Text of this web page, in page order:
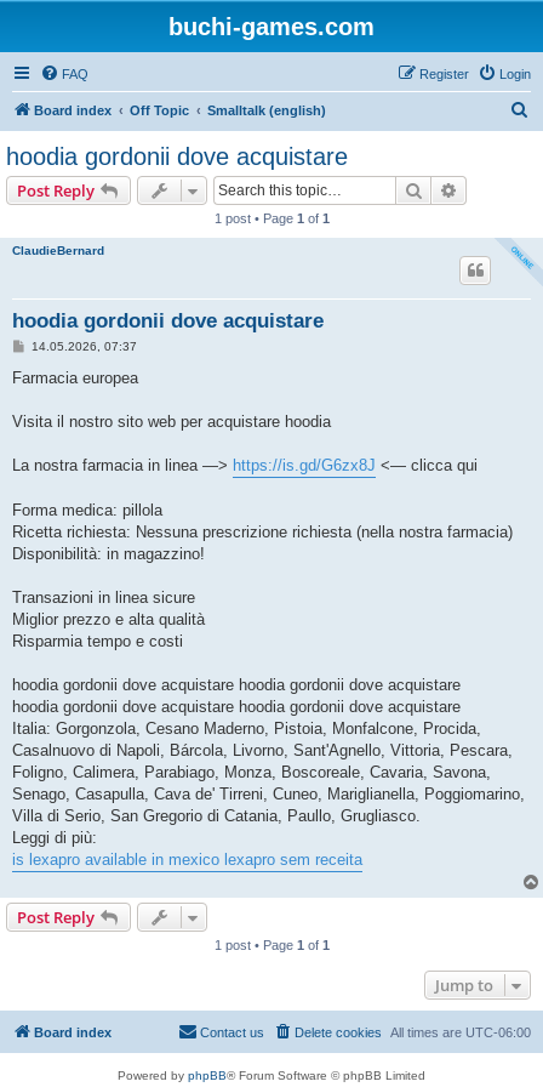
buchi-games.com
FAQ Login
Register
Board index Off Topic Smalltalk (english)
hoodia gordonii dove acquistare
Post Reply Search
1 post • Page 1 of 1
ClaudieBernard
hoodia gordonii dove acquistare
P
s
14.05.2026, 07:37
Farmacia europea
Visita il nostro sito web per acquistare hoodia
La nostra farmacia in linea —> https://is.gd/G6zx8J <— clicca qui
Forma medica: pillola
Ricetta richiesta: Nessuna prescrizione richiesta (nella nostra farmacia)
Disponibilità: in magazzino!
Transazioni in linea sicure
Miglior prezzo e alta qualità
Risparmia tempo e costi
hoodia gordonii dove acquistare hoodia gordonii dove acquistare
hoodia gordonii dove acquistare hoodia gordonii dove acquistare
Italia: Gorgonzola, Cesano Maderno, Pistoia, Monfalcone, Procida,
Casalnuovo di Napoli, Bárcola, Livorno, Sant'Agnello, Vittoria, Pescara,
Foligno, Calimera, Parabiago, Monza, Boscoreale, Cavaria, Savona,
Senago, Casapulla, Cava de' Tirreni, Cuneo, Mariglianella, Poggiomarino,
Villa di Serio, San Gregorio di Catania, Paullo, Grugliasco.
Leggi di più:
is lexapro available in mexico lexapro sem receita
Post Reply
1 post • Page 1 of 1
Jump to
Board index All times are UTC-06:00
Delete cookies
Contact us
Powered by phpBB® Forum Software © phpBB Limited